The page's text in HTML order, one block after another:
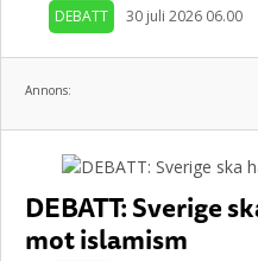
DEBATT 30 juli 2026 06.00
Annons:
DEBATT: Sverige
mot islamism